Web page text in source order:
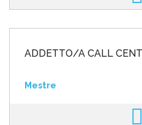
ADDETTO/A CALL
Mestre